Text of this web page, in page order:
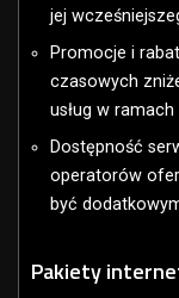
jej
Promocje i
czasowych
usług w ramach
Dostępność
operatorów
być
Pakiety